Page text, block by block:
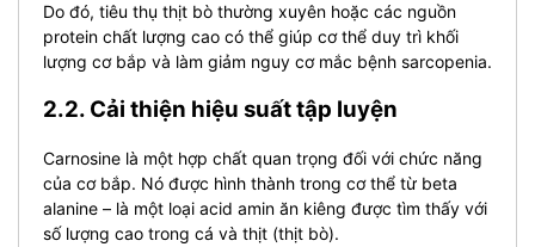
Do đó, tiêu thụ thịt bò thường xuyên hoặc các nguồn
protein chất lượng cao có thể giúp cơ thể duy trì khối
lượng cơ bắp và làm giảm nguy cơ mắc bệnh sarcopenia.
2.2. Cải thiện hiệu suất tập luyện
Carnosine là một hợp chất quan trọng đối với chức năng
của cơ bắp. Nó được hình thành trong cơ thể từ beta
alanine – là một loại acid amin ăn kiêng được tìm thấy với
số lượng cao trong cá và thịt (thịt bò).